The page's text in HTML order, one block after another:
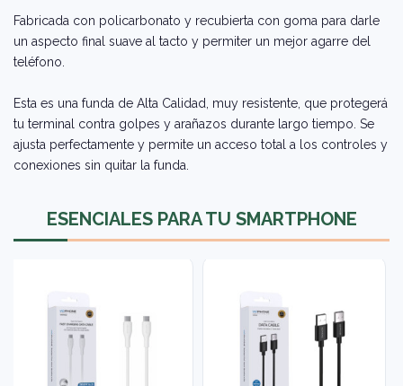
Fabricada con policarbonato y recubierta con goma para darle
un aspecto final suave al tacto y permiter un mejor agarre del
teléfono.
Esta es una funda de Alta Calidad, muy resistente, que protegerá
tu terminal contra golpes y arañazos durante largo tiempo. Se
ajusta perfectamente y permite un acceso total a los controles y
conexiones sin quitar la funda.
ESENCIALES PARA TU SMARTPHONE